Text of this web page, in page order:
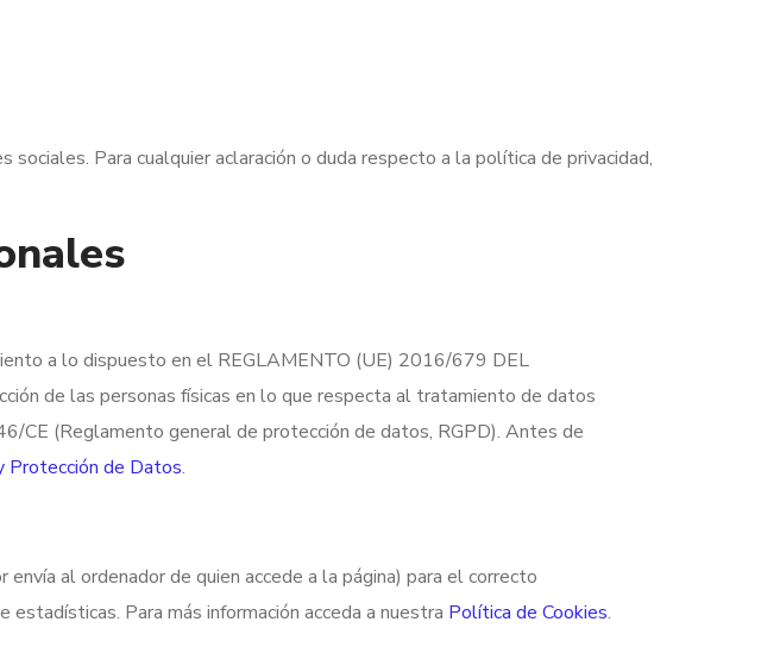
Para cualquier aclaración o duda respecto a la política de privacidad,
a lo dispuesto en el REGLAMENTO (UE) 2016/679 DEL
de las personas físicas en lo que respecta al tratamiento de datos
CE (Reglamento general de protección de datos, RGPD). Antes de
Protección de Datos.
al ordenador de quien accede a la página) para el correcto
Para más información acceda a nuestra Política de Cookies.